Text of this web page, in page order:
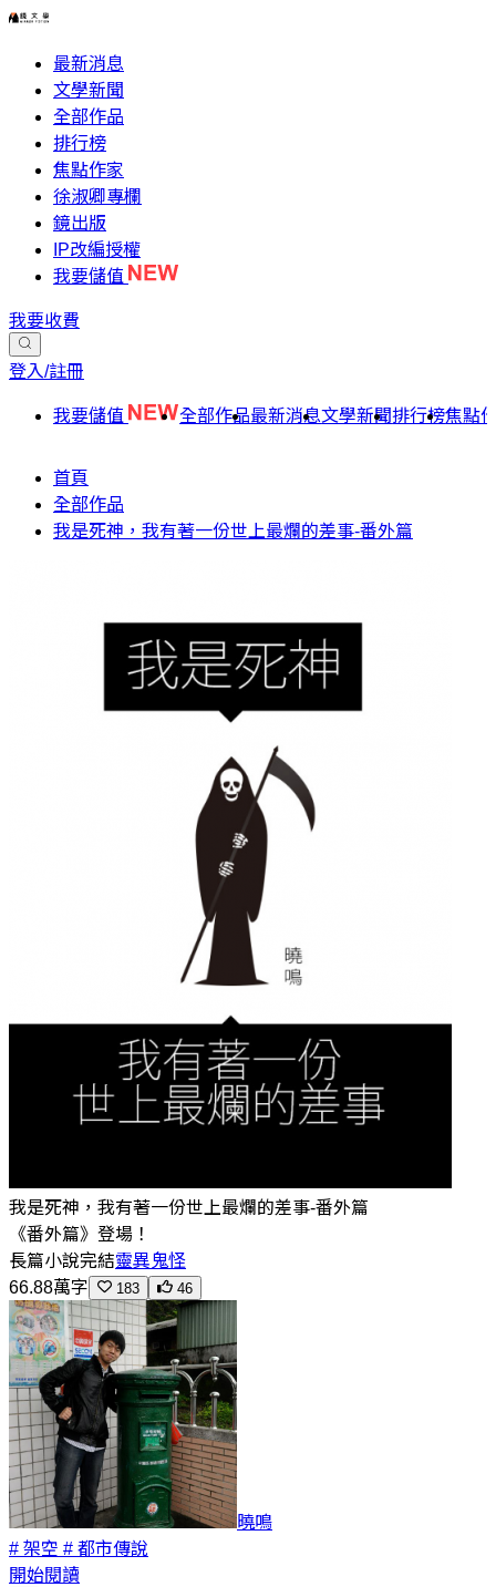
最新消息
文學新聞
全部作品
排行榜
焦點作家
徐淑卿專欄
鏡出版
IP改編授權
我要儲值
我要收費
登入/註冊
我要儲值 全部作品最新消息文學新聞排行榜焦點
首頁
全部作品
我是死神，我有著一份世上最爛的差事-番外篇
我是死神，我有著一份世上最爛的差事-番外篇
《番外篇》登場！
長篇小說完結靈異鬼怪
66.88萬字
183 46
曉鳴
# 架空 # 都市傳說
開始閱讀